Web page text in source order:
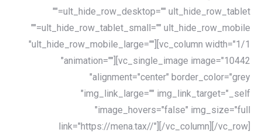
ult_hide_row_desktop="" ult_hide_row_tablet=""
ult_hide_row_tablet_small="" ult_hide_row_mobile=""
ult_hide_row_mobile_large=""][vc_column width="1/1"
animation=""][vc_single_image image="10442"
alignment="center" border_color="grey"
img_link_large="" img_link_target="_self"
image_hovers="false" img_size="full"
link="https://mena.tax//"][/vc_column][/vc_row]